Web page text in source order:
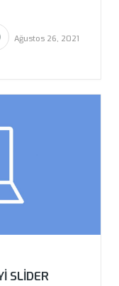
Ağustos 26, 2021
SLIDER